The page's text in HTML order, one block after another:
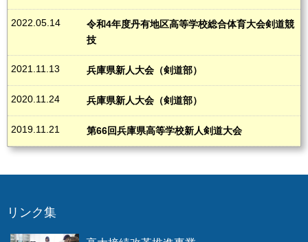
2022.05.14
令和4年度丹有地区高等学校総合体育大会剣道競
技
2021.11.13 兵庫県新人大会（剣道部）
2020.11.24 兵庫県新人大会（剣道部）
2019.11.21 第66回兵庫県高等学校新人剣道大会
リンク集